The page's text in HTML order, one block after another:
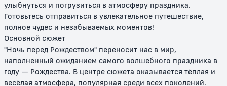
6+ 6+
улыбнуться и погрузиться в атмосферу праздника.
Готовьтесь отправиться в увлекательное путешествие,
полное чудес и незабываемых моментов!
Основной сюжет
"Ночь перед Рождеством" переносит нас в мир,
наполненный ожиданием самого волшебного праздника в
году — Рождества. В центре сюжета оказывается тёплая и
весёлая атмосфера, популярная среди всех поколений.